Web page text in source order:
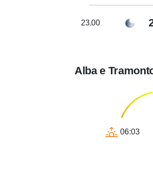
23.00
Alba e
06:03